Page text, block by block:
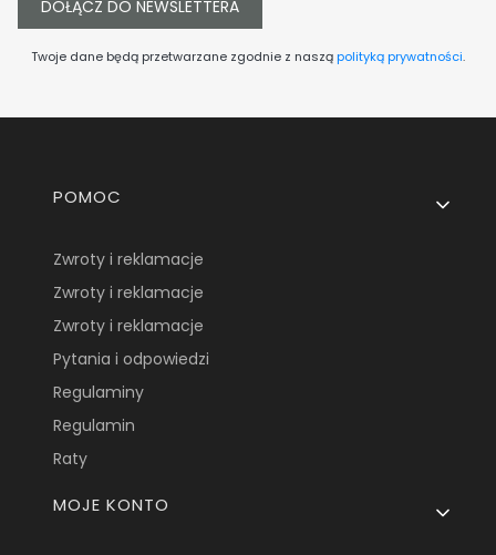
DOŁĄCZ DO NEWSLETTERA
Twoje dane będą przetwarzane zgodnie z nasząpolityką prywatności.
Linki w stopce
POMOC
Zwroty i reklamacje
Zwroty i reklamacje
Zwroty i reklamacje
Pytania i odpowiedzi
Regulaminy
Regulamin
Raty
MOJE KONTO